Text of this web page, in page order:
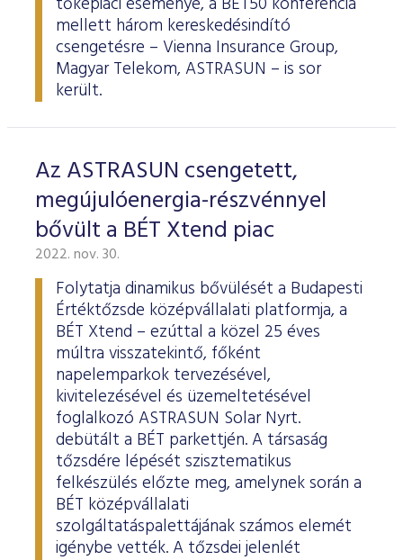
mellett három kereskedésindító
csengetésre – Vienna Insurance Group,
Magyar Telekom, ASTRASUN – is sor
került.
Az ASTRASUN csengetett,
megújulóenergia-részvénnyel
bővült a BÉT Xtend piac
2022. nov. 30.
Folytatja dinamikus bővülését a Budapesti
Értéktőzsde középvállalati platformja, a
BÉT Xtend – ezúttal a közel 25 éves
múltra visszatekintő, főként
napelemparkok tervezésével,
kivitelezésével és üzemeltetésével
foglalkozó ASTRASUN Solar Nyrt.
debütált a BÉT parkettjén. A társaság
tőzsdére lépését szisztematikus
felkészülés előzte meg, amelynek során a
BÉT középvállalati
szolgáltatáspalettájának számos elemét
igénybe vették. A tőzsdei jelenlét